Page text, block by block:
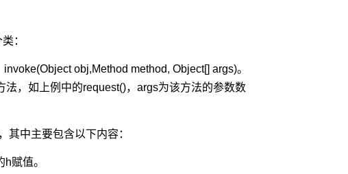
：
obj,Method method, Object[] args)。
，如上例中的request()，args为该方法的参数数
其中主要包含以下内容：
赋值。